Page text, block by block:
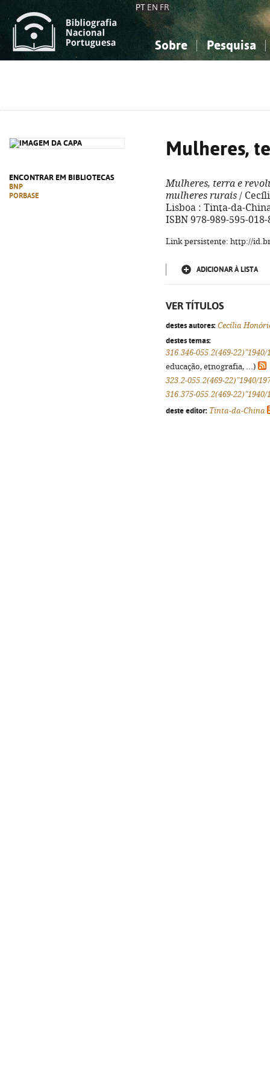
PT EN FR
Sobre Pesquisa
ENCONTRAR EM BIBLIOTECAS
BNP
PORBASE
Mulheres,
Mulheres, terra e
mulheres rurais /
Lisboa : Tinta-da-
ISBN 978-989-595-018-
Link persistente: http://
ADICIONAR À LISTA
VER TÍTULOS
destes autores: Cecília
destes temas:
316.346-055.2(469-22)"1940/
educação, etnografia, ...)
323.2-055.2(469-22)"1940/
316.375-055.2(469-22)"1940/
deste editor: Tinta-da-China